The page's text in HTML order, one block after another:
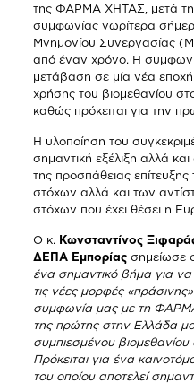
της ΦΑΡΜΑ ΧΗΤΑΣ, μετά
συμφωνίας νωρίτερα
Μνημονίου Συνεργασίας
από έναν χρόνο. Η
μετάβαση σε μία νέα
χρήσης του βιομεθανίου
καθώς πρόκειται για την
Η υλοποίηση του
σημαντική εξέλιξη αλλά
της προσπάθειας
στόχων αλλά και των
στόχων που έχει θέσει η
Ο κ. Κωνσταντίνος
ΔΕΠΑ Εμπορίαςσημείωσε
ένα σημαντικό βήμα για
τις νέες μορφές
συμφωνία μας με τη
της πρώτης στην Ελλάδα
συμπιεσμένου
Πρόκειται για ένα
του οποίου αποτελεί